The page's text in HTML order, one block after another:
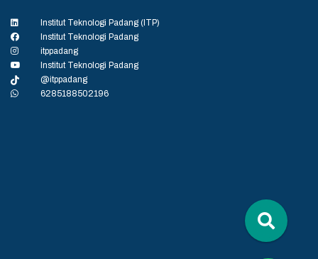
Institut Teknologi Padang (ITP)
Institut Teknologi Padang
itppadang
Institut Teknologi Padang
@itppadang
6285188502196